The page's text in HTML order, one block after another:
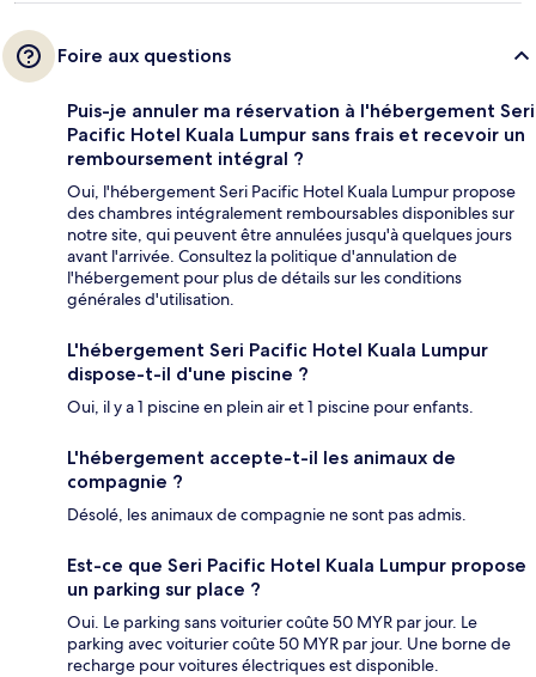
Foire aux questions
Puis-je annuler ma réservation à l'hébergement Seri
Pacific Hotel Kuala Lumpur sans frais et recevoir un
remboursement intégral ?
Oui, l'hébergement Seri Pacific Hotel Kuala Lumpur propose
des chambres intégralement remboursables disponibles sur
notre site, qui peuvent être annulées jusqu'à quelques jours
avant l'arrivée. Consultez la politique d'annulation de
l'hébergement pour plus de détails sur les conditions
générales d'utilisation.
L'hébergement Seri Pacific Hotel Kuala Lumpur
dispose-t-il d'une piscine ?
Oui, il y a 1 piscine en plein air et 1 piscine pour enfants.
L'hébergement accepte-t-il les animaux de
compagnie ?
Désolé, les animaux de compagnie ne sont pas admis.
Est-ce que Seri Pacific Hotel Kuala Lumpur propose
un parking sur place ?
Oui. Le parking sans voiturier coûte 50 MYR par jour. Le
parking avec voiturier coûte 50 MYR par jour. Une borne de
recharge pour voitures électriques est disponible.